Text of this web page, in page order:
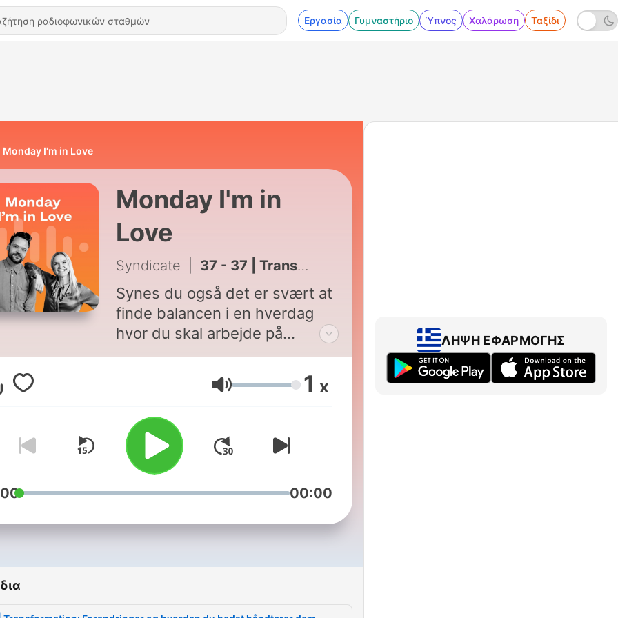
Εργασία Γυμναστήριο Ύπνος Χαλάρωση Ταξίδι
Monday I'm in Love
Monday I'm in
Love
Syndicate 37 - 37 | Transformation: Forandringer og hvordan du bedst håndterer dem
Synes du også det er svært at
finde balancen i en hverdag
hvor du skal arbejde på
højtryk, men også skal nå at
stoppe op og mærke efter?
Så er dette podcasten for dig!
Monday I’m in love er det
nyeste skud på stammen fra
Syndicate, og er en podcast
om det gode arbejdsliv. En
på at hverdagen og arbejdet
I podcasten dissekerer
Ένταση 1 x
00:00
ΛΉΨΗ ΕΦΑΡΜΟΓΉΣ